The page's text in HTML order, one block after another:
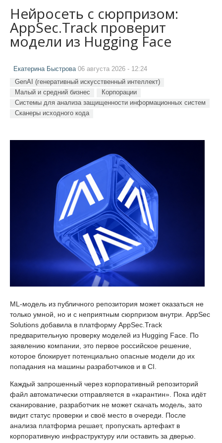
Нейросеть с сюрпризом:
AppSec.Track проверит
модели из Hugging Face
Екатерина Быстрова06 августа 2026 - 12:24
GenAI (генеративный искусственный интеллект)
Малый и средний бизнес
Корпорации
Системы для анализа защищенности информационных систем
Сканеры исходного кода
ML-модель из публичного репозитория может оказаться не
только умной, но и с неприятным сюрпризом внутри. AppSec
Solutions добавила в платформу AppSec.Track
предварительную проверку моделей из Hugging Face. По
заявлению компании, это первое российское решение,
которое блокирует потенциально опасные модели до их
попадания на машины разработчиков и в CI.
Каждый запрошенный через корпоративный репозиторий
файл автоматически отправляется в «карантин». Пока идёт
сканирование, разработчик не может скачать модель, зато
видит статус проверки и своё место в очереди. После
анализа платформа решает, пропускать артефакт в
корпоративную инфраструктуру или оставить за дверью.